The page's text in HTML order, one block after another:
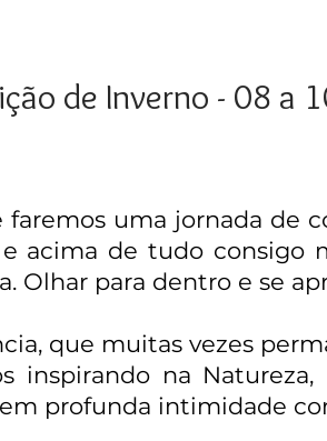
de Inverno - 08 a
uma jornada de
acima de tudo consigo
Olhar para dentro e se
que muitas vezes
inspirando na
profunda intimidade